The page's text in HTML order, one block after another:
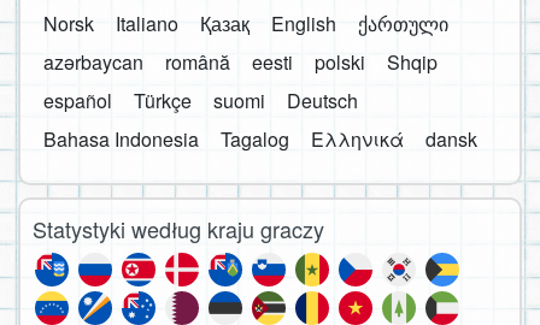
Norsk
Italiano Қазақ English
ქართული
azərbaycan
română eesti polski
Shqip
español
Türkçe suomi
Deutsch
Bahasa Indonesia
Tagalog Ελληνικά dansk
Statystyki według kraju graczy